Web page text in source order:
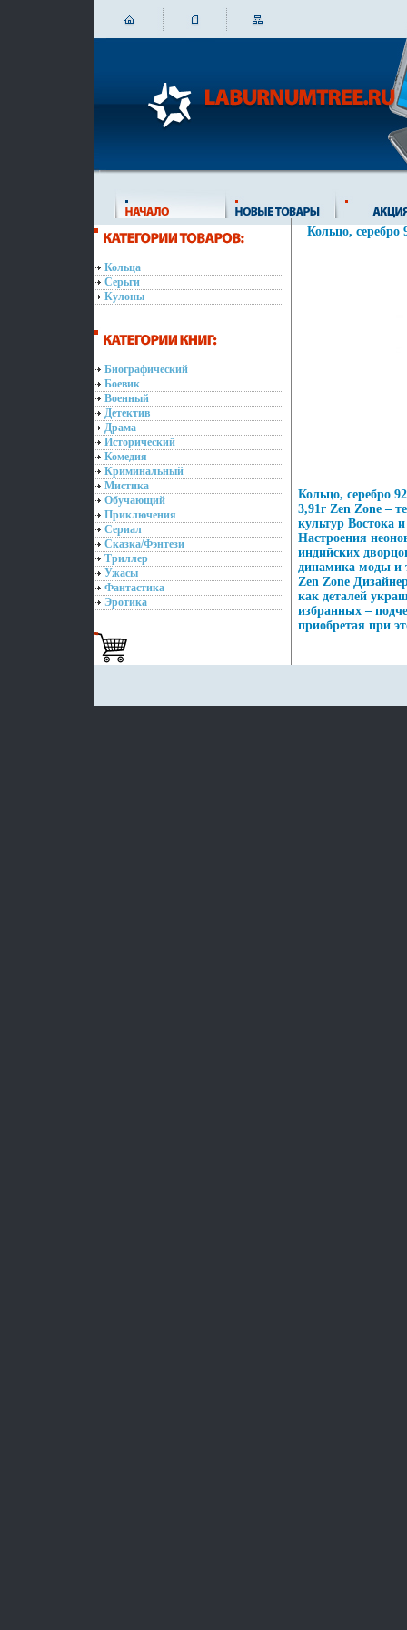
Кольца
Серьги
Кулоны
Биографический
Боевик
Военный
Детектив
Драма
Исторический
Комедия
Криминальный
Мистика
Обучающий
Приключения
Сериал
Сказка/Фэнтези
Триллер
Ужасы
Фантастика
Эротика
Кольцо, серебро
Кольцо, серебро
3,91г Zen Zone –
культур Востока
Настроения
индийских
динамика моды и
Zen Zone
как деталей
избранных –
приобретая при